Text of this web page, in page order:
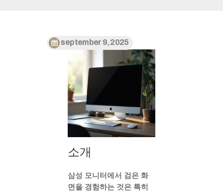
september 9, 2025
소개
삼성 모니터에서 검은 화
면을 경험하는 것은 특히